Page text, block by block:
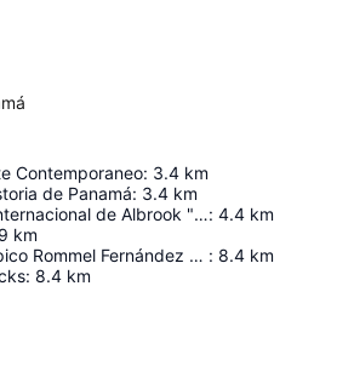
Contemporaneo: 3.4 km
de Panamá: 3.4 km
Aeropuerto Internacional de Albrook "Marcos A. Gelabert": 4.4 km
km
Estadio Olímpico Rommel Fernández Gutiérrez : 8.4 km
: 8.4 km